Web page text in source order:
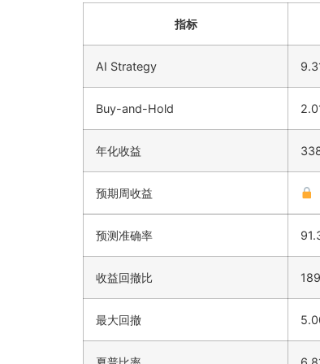
指标
AI Strategy
Buy-and-Hold
年化收益
预期周收益
预测准确率
收益回撤比
最大回撤